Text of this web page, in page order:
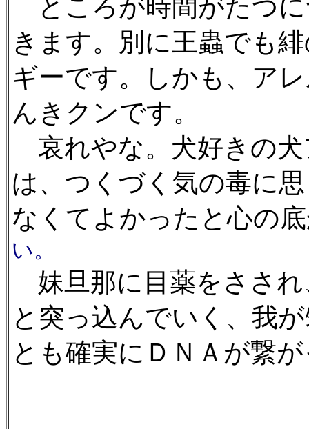
ところが時間がたつ
きます。別に王蟲でも
ギーです。しかも、ア
んきクンです。
哀れやな。犬好きの
は、つくづく気の毒に
なくてよかったと心の
い。
妹旦那に目薬をささ
と突っ込んでいく、我
とも確実にＤＮＡが繋